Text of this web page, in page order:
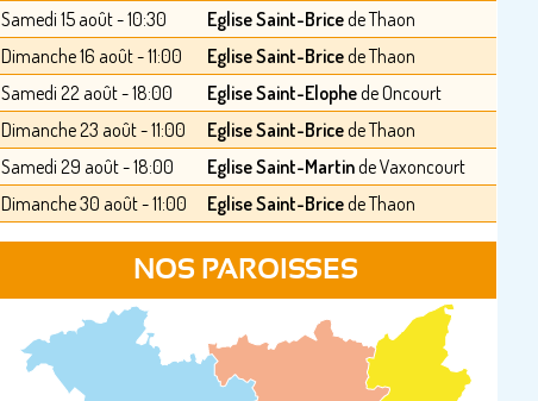
Samedi 15 août - 10:30
Eglise Saint-Bricede Thaon
Dimanche 16 août - 11:00
Eglise Saint-Bricede Thaon
Samedi 22 août - 18:00
Eglise Saint-Elophede Oncourt
Dimanche 23 août - 11:00
Eglise Saint-Bricede Thaon
Samedi 29 août - 18:00
Eglise Saint-Martinde Vaxoncourt
Dimanche 30 août - 11:00
Eglise Saint-Bricede Thaon
NOS PAROISSES